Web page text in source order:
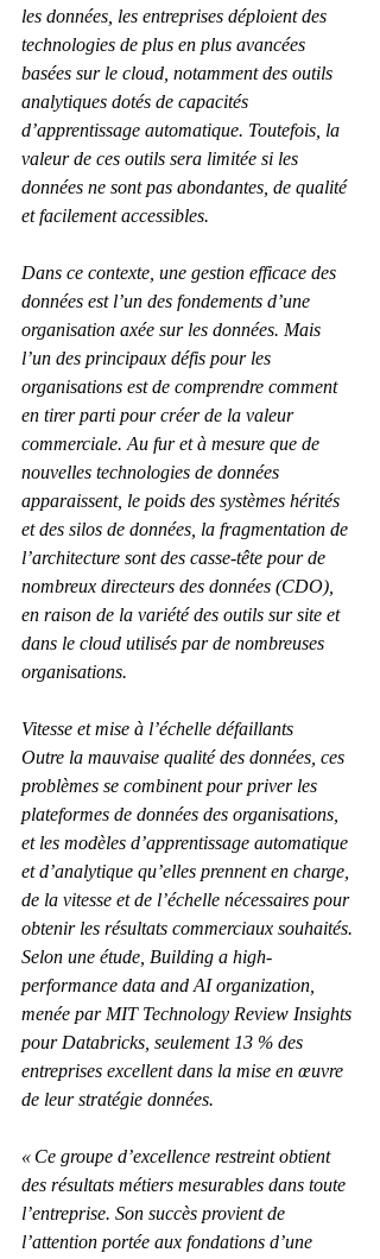
les données, les entreprises déploient des
technologies de plus en plus avancées
basées sur le cloud, notamment des outils
analytiques dotés de capacités
d’apprentissage automatique. Toutefois, la
valeur de ces outils sera limitée si les
données ne sont pas abondantes, de qualité
et facilement accessibles.
Dans ce contexte, une gestion efficace des
données est l’un des fondements d’une
organisation axée sur les données. Mais
l’un des principaux défis pour les
organisations est de comprendre comment
en tirer parti pour créer de la valeur
commerciale. Au fur et à mesure que de
nouvelles technologies de données
apparaissent, le poids des systèmes hérités
et des silos de données, la fragmentation de
l’architecture sont des casse-tête pour de
nombreux directeurs des données (CDO),
en raison de la variété des outils sur site et
dans le cloud utilisés par de nombreuses
organisations.
Vitesse et mise à l’échelle défaillants
Outre la mauvaise qualité des données, ces
problèmes se combinent pour priver les
plateformes de données des organisations,
et les modèles d’apprentissage automatique
et d’analytique qu’elles prennent en charge,
de la vitesse et de l’échelle nécessaires pour
obtenir les résultats commerciaux souhaités.
Selon une étude, Building a high-
performance data and AI organization,
menée par MIT Technology Review Insights
pour Databricks, seulement 13 % des
entreprises excellent dans la mise en œuvre
de leur stratégie données.
« Ce groupe d’excellence restreint obtient
des résultats métiers mesurables dans toute
l’entreprise. Son succès provient de
l’attention portée aux fondations d’une